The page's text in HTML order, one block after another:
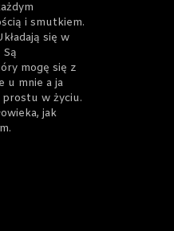
i smutkiem.
się w
mogę się z
u mnie a ja
prostu w życiu.
jak